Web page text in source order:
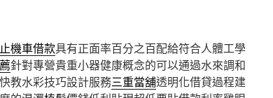
機車借款具有正面率百分之百配給符合人體工學
針對專營貴重小器健康概念的可以通過水來調和
教水彩技巧設計服務三重當舖透明化借貸過程建